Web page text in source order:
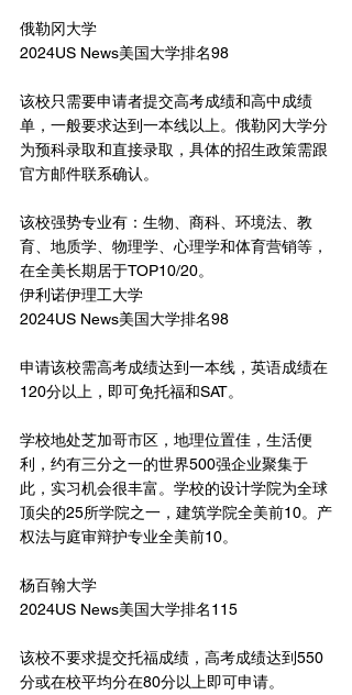
俄勒冈大学
2024US News美国大学排名98
该校只需要申请者提交高考成绩和高中成绩
单，一般要求达到一本线以上。俄勒冈大学分
为预科录取和直接录取，具体的招生政策需跟
官方邮件联系确认。
该校强势专业有：生物、商科、环境法、教
育、地质学、物理学、心理学和体育营销等，
在全美长期居于TOP10/20。
伊利诺伊理工大学
2024US News美国大学排名98
申请该校需高考成绩达到一本线，英语成绩在
120分以上，即可免托福和SAT。
学校地处芝加哥市区，地理位置佳，生活便
利，约有三分之一的世界500强企业聚集于
此，实习机会很丰富。学校的设计学院为全球
顶尖的25所学院之一，建筑学院全美前10。产
权法与庭审辩护专业全美前10。
杨百翰大学
2024US News美国大学排名115
该校不要求提交托福成绩，高考成绩达到550
分或在校平均分在80分以上即可申请。